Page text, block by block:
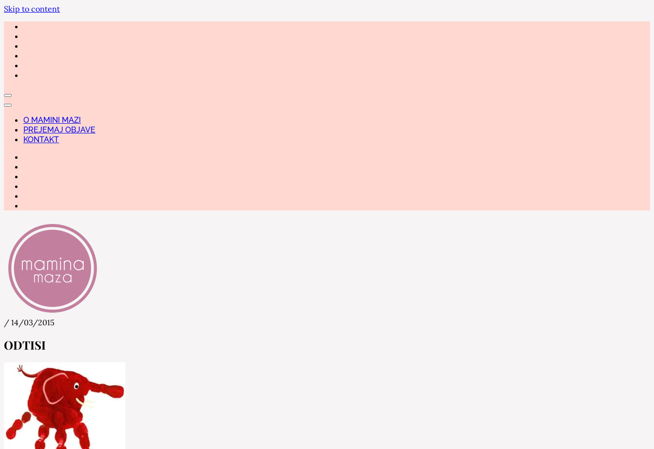
Skip to content
O MAMINI MAZI
PREJEMAJ OBJAVE
KONTAKT
Mamina Maza
/ 14/03/2015
ODTISI